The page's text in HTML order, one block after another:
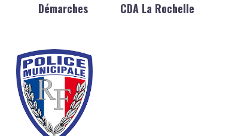
Démarches CDA La Rochelle